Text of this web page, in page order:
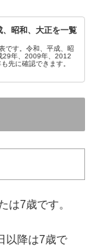
昭和、大正を一覧
です。令和、平成、昭
29年、2009年、2012
先に確認できます。
は7歳です。
以降は7歳で